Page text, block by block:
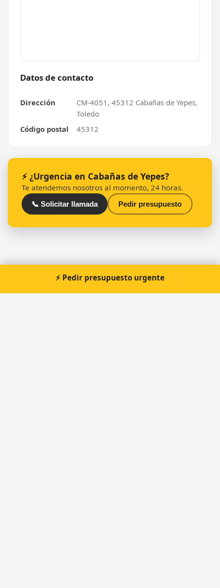
Datos de contacto
Dirección
CM-4051, 45312 Cabañas de Yepes,
Toledo
Código postal
45312
⚡ ¿Urgencia en Cabañas de Yepes?
Te atendemos nosotros al momento, 24 horas.
📞 Solicitar llamada Pedir presupuesto
⚡ Pedir presupuesto urgente